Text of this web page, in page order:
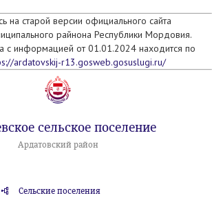
на старой версии официального сайта
райнона Республики Мордовия.
с информацией от 01.01.2024 находится по
ardatovskij-r13.gosweb.gosuslugi.ru/
сельское поселение
Ардатовский район
Сельские поселения